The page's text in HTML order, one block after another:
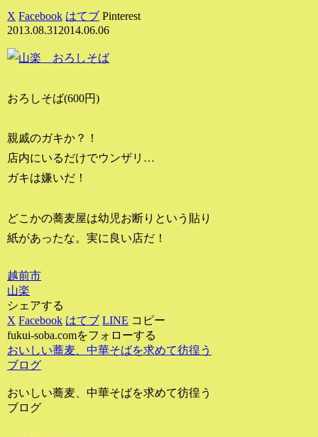
X Facebook はてブ Pinterest
2013.08.31 2014.06.06
おろしそば(600円)
親戚のガキか？！
店内にいるだけでウンザリ…
ガキは嫌いだ！
どこかの蕎麦屋は幼児お断りという貼り
紙があったな。実に良い店だ！
越前市
山楽
シェアする
X Facebook はてブ LINE コピー
fukui-soba.comをフォローする
おいしい蕎麦、中華そばを求めて彷徨う
ブログ
おいしい蕎麦、中華そばを求めて彷徨う
ブログ